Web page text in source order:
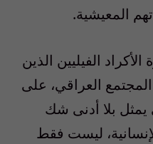
المعيشية.
الفيليين الذين
العراقي، على
يمثل بلا أدنى شك
ليست فقط